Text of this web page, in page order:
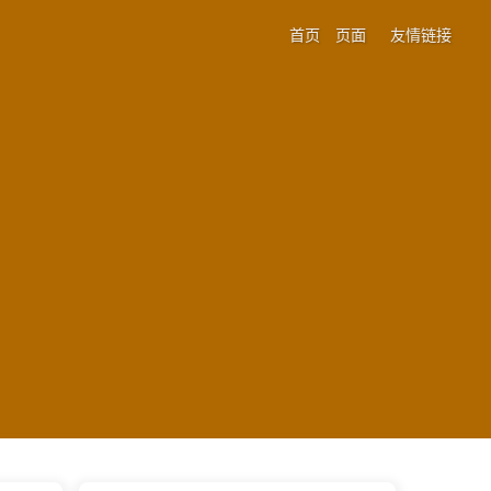
首页 页面 友情链接